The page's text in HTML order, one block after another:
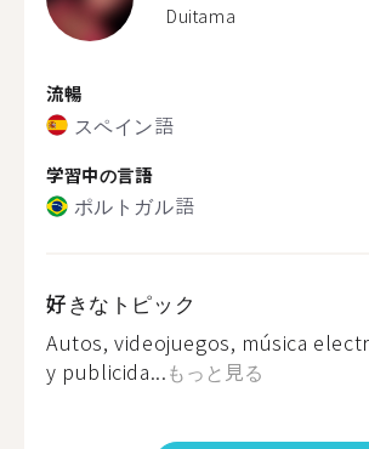
Duitama
流暢
スペイン語
学習中の言語
ポルトガル語
好きなトピック
Autos, videojuegos, música
y publicida...もっと見る